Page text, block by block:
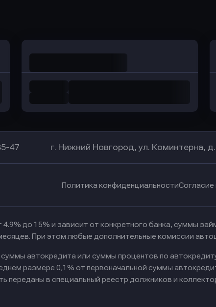
47 г. Нижний Новгород, ул. Коминтерна, д.
Политика конфиденциальностиСогласие
4.9% до 15% и зависит от конкретного банка, суммы
При этом любые дополнительные комиссии
автокредита или суммы процентов по
размере 0,1% от первоначальной суммы
переданы в специальный реестр должников и